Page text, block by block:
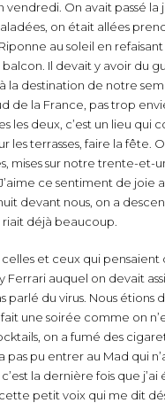
vendredi. On avait passé
on était allées
au soleil en
balcon. Il devait y avoir du
la destination de notre
de la France, pas trop
les deux, c’est un lieu qui
les terrasses, faire la fête.
mises sur notre trente-
ce sentiment de
devant nous, on a
déjà beaucoup.
celles et ceux qui
auquel on devait
parlé du virus. Nous étions
une soirée comme on
on a fumé des
pas pu entrer au Mad qui
c’est la dernière fois que
petit voix qui me dit